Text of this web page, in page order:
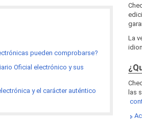
pueden comprobarse?
Oficial electrónico y sus
y el carácter auténtico
La
las